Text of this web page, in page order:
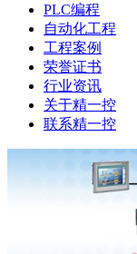
PLC编程
自动化工程
工程案例
荣誉证书
行业资讯
关于精一控
联系精一控